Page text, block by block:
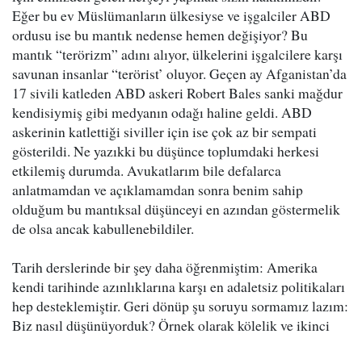
Eğer bu ev Müslümanların ülkesiyse ve işgalciler ABD
ordusu ise bu mantık nedense hemen değişiyor? Bu
mantık “terörizm” adını alıyor, ülkelerini işgalcilere karşı
savunan insanlar “terörist’ oluyor. Geçen ay Afganistan’da
17 sivili katleden ABD askeri Robert Bales sanki mağdur
kendisiymiş gibi medyanın odağı haline geldi. ABD
askerinin katlettiği siviller için ise çok az bir sempati
gösterildi. Ne yazıkki bu düşünce toplumdaki herkesi
etkilemiş durumda. Avukatlarım bile defalarca
anlatmamdan ve açıklamamdan sonra benim sahip
olduğum bu mantıksal düşünceyi en azından göstermelik
de olsa ancak kabullenebildiler.
Tarih derslerinde bir şey daha öğrenmiştim: Amerika
kendi tarihinde azınlıklarına karşı en adaletsiz politikaları
hep desteklemiştir. Geri dönüp şu soruyu sormamız lazım:
Biz nasıl düşünüyorduk? Örnek olarak kölelik ve ikinci